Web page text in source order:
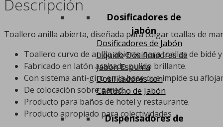
Dosificadores de
jabón
Dosificadores de Jabón
LiquidoDosificadores de
Jabón Espuma
Dosificadores con
Cartucho de Jabón
Dispensadores de
Descripción
Toallero anilla abierta, diseñada para colgar toallas de
Toallero curvo de anilla abierto para toallas de bidé
Fabricado en latón acabado pulido brillante.
Con sistema anti-giro en la base que impide su
De colocación sobre pared.
Producto para baños de hotel y restaurante.
Producto apropiado para colectividades